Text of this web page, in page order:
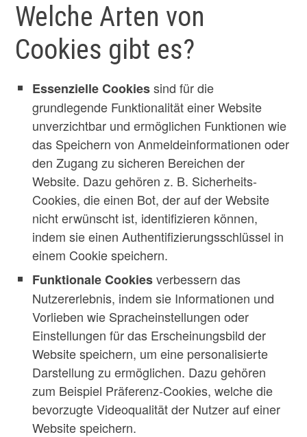
Welche Arten von
Cookies gibt es?
Essenzielle Cookiessind für die
grundlegende Funktionalität einer Website
unverzichtbar und ermöglichen Funktionen wie
das Speichern von Anmeldeinformationen oder
den Zugang zu sicheren Bereichen der
Website. Dazu gehören z. B. Sicherheits-
Cookies, die einen Bot, der auf der Website
nicht erwünscht ist, identifizieren können,
indem sie einen Authentifizierungsschlüssel in
einem Cookie speichern.
Funktionale Cookiesverbessern das
Nutzererlebnis, indem sie Informationen und
Vorlieben wie Spracheinstellungen oder
Einstellungen für das Erscheinungsbild der
Website speichern, um eine personalisierte
Darstellung zu ermöglichen. Dazu gehören
zum Beispiel Präferenz-Cookies, welche die
bevorzugte Videoqualität der Nutzer auf einer
Website speichern.